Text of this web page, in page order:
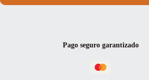
Pago seguro garantizado